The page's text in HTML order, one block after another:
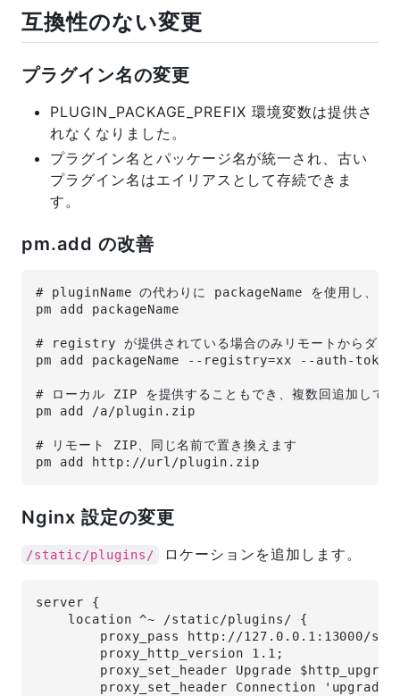
互換性のない変更
プラグイン名の変更
PLUGIN_PACKAGE_PREFIX 環境変数は提供さ
れなくなりました。
プラグイン名とパッケージ名が統一され、古い
プラグイン名はエイリアスとして存続できま
す。
pm.add の改善
# pluginName の代わりに packageName を使用し、ロ
pm add packageName
# registry が提供されている場合のみリモートからダウ
pm add packageName --registry=xx --auth-
# ローカル ZIP を提供することもでき、複数回追加して最
pm add /a/plugin.zip
# リモート ZIP、同じ名前で置き換えます
pm add http://url/plugin.zip
Nginx 設定の変更
/static/plugins/ ロケーションを追加します。
server {
    location ^~ /static/plugins/ {
proxy_pass http://127.0.0.1:13000/
        proxy_http_version 1.1;
proxy_set_header Upgrade
proxy_set_header Connection